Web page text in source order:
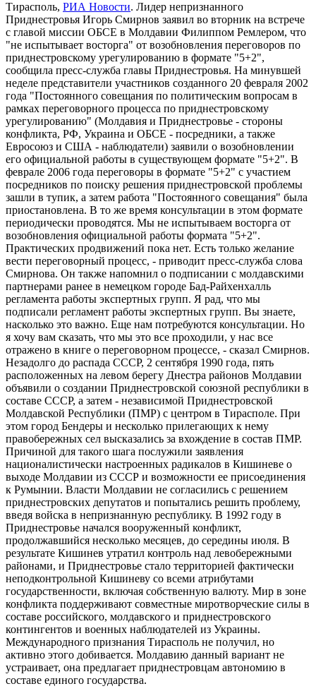
Тирасполь, РИА Новости. Лидер непризнанного
Приднестровья Игорь Смирнов заявил во вторник на встрече
с главой миссии ОБСЕ в Молдавии Филиппом Ремлером, что
"не испытывает восторга" от возобновления переговоров по
приднестровскому урегулированию в формате "5+2",
сообщила пресс-служба главы Приднестровья. На минувшей
неделе представители участников созданного 20 февраля 2002
года "Постоянного совещания по политическим вопросам в
рамках переговорного процесса по приднестровскому
урегулированию" (Молдавия и Приднестровье - стороны
конфликта, РФ, Украина и ОБСЕ - посредники, а также
Евросоюз и США - наблюдатели) заявили о возобновлении
его официальной работы в существующем формате "5+2". В
феврале 2006 года переговоры в формате "5+2" с участием
посредников по поиску решения приднестровской проблемы
зашли в тупик, а затем работа "Постоянного совещания" была
приостановлена. В то же время консультации в этом формате
периодически проводятся. Мы не испытываем восторга от
возобновления официальной работы формата "5+2".
Практических продвижений пока нет. Есть только желание
вести переговорный процесс, - приводит пресс-служба слова
Смирнова. Он также напомнил о подписании с молдавскими
партнерами ранее в немецком городе Бад-Райхенхалль
регламента работы экспертных групп. Я рад, что мы
подписали регламент работы экспертных групп. Вы знаете,
насколько это важно. Еще нам потребуются консультации. Но
я хочу вам сказать, что мы это все проходили, у нас все
отражено в книге о переговорном процессе, - сказал Смирнов.
Незадолго до распада СССР, 2 сентября 1990 года, пять
расположенных на левом берегу Днестра районов Молдавии
объявили о создании Приднестровской союзной республики в
составе СССР, а затем - независимой Приднестровской
Молдавской Республики (ПМР) с центром в Тирасполе. При
этом город Бендеры и несколько прилегающих к нему
правобережных сел высказались за вхождение в состав ПМР.
Причиной для такого шага послужили заявления
националистически настроенных радикалов в Кишиневе о
выходе Молдавии из СССР и возможности ее присоединения
к Румынии. Власти Молдавии не согласились с решением
приднестровских депутатов и попытались решить проблему,
введя войска в непризнанную республику. В 1992 году в
Приднестровье начался вооруженный конфликт,
продолжавшийся несколько месяцев, до середины июля. В
результате Кишинев утратил контроль над левобережными
районами, и Приднестровье стало территорией фактически
неподконтрольной Кишиневу со всеми атрибутами
государственности, включая собственную валюту. Мир в зоне
конфликта поддерживают совместные миротворческие силы в
составе российского, молдавского и приднестровского
контингентов и военных наблюдателей из Украины.
Международного признания Тирасполь не получил, но
активно этого добивается. Молдавию данный вариант не
устраивает, она предлагает приднестровцам автономию в
составе единого государства.